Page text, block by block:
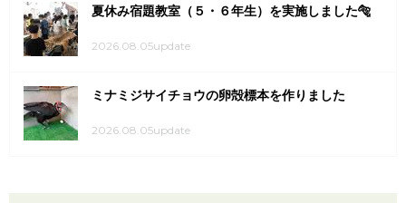
夏休み宿題教室（５・６年生）を実施しました🐅
2026.08.05update
ミナミジサイチョウの卵殻標本を作りました
2026.08.05update